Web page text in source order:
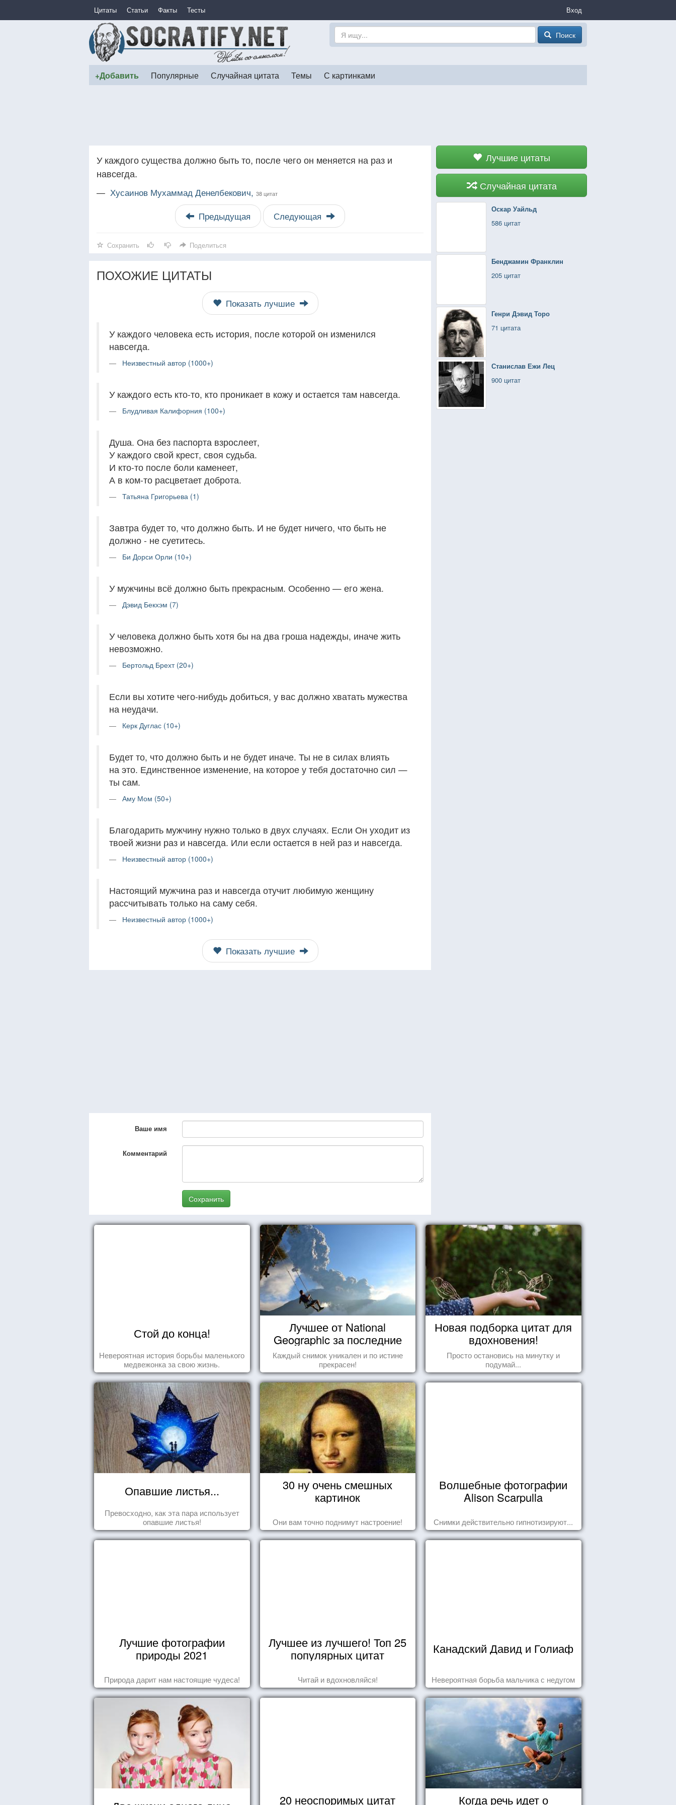
Цитаты Статьи Факты Тесты Вход
Поиск
+Добавить Популярные Случайная цитата Темы С картинками
Лучшие цитаты
Случайная цитата
Оскар Уайльд
586 цитат
Бенджамин Франклин
205 цитат
Генри Дэвид Торо
71 цитата
Станислав Ежи Лец
900 цитат
У каждого существа должно быть то, после чего он меняется на раз и
навсегда.
— Хусаинов Мухаммад Денелбекович, 38 цитат
Предыдущая Следующая
Сохранить Поделиться
ПОХОЖИЕ ЦИТАТЫ
Показать лучшие
У каждого человека есть история, после которой он изменился
навсегда.
Неизвестный автор (1000+)
У каждого есть кто-то, кто проникает в кожу и остается там навсегда.
Блудливая Калифорния (100+)
Душа. Она без паспорта взрослеет,
У каждого свой крест, своя судьба.
И кто-то после боли каменеет,
А в ком-то расцветает доброта.
Татьяна Григорьева (1)
Завтра будет то, что должно быть. И не будет ничего, что быть не
должно - не суетитесь.
Би Дорси Орли (10+)
У мужчины всё должно быть прекрасным. Особенно — его жена.
Дэвид Бекхэм (7)
У человека должно быть хотя бы на два гроша надежды, иначе жить
невозможно.
Бертольд Брехт (20+)
Если вы хотите чего-нибудь добиться, у вас должно хватать мужества
на неудачи.
Керк Дуглас (10+)
Будет то, что должно быть и не будет иначе. Ты не в силах влиять
на это. Единственное изменение, на которое у тебя достаточно сил —
ты сам.
Аму Мом (50+)
Благодарить мужчину нужно только в двух случаях. Если Он уходит из
твоей жизни раз и навсегда. Или если остается в ней раз и навсегда.
Неизвестный автор (1000+)
Настоящий мужчина раз и навсегда отучит любимую женщину
рассчитывать только на саму себя.
Неизвестный автор (1000+)
Показать лучшие
Ваше имя
Комментарий
Сохранить
Стой до конца!
Невероятная история борьбы маленького
медвежонка за свою жизнь.
Лучшее от National
Geographic за последние
пару лет
Каждый снимок уникален и по истине
прекрасен!
Новая подборка цитат для
вдохновения!
Просто остановись на минутку и
подумай...
Опавшие листья...
Превосходно, как эта пара использует
опавшие листья!
30 ну очень смешных
картинок
Они вам точно поднимут настроение!
Волшебные фотографии
Alison Scarpulla
Снимки действительно гипнотизируют...
Лучшие фотографии
природы 2021
Природа дарит нам настоящие чудеса!
Лучшее из лучшего! Топ 25
популярных цитат
Читай и вдохновляйся!
Канадский Давид и Голиаф
Невероятная борьба мальчика с недугом
20 неоспоримых цитат
Когда речь идет о